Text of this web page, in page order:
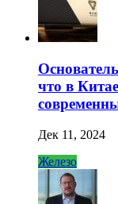
что в
Дек 11, 2024
Железо